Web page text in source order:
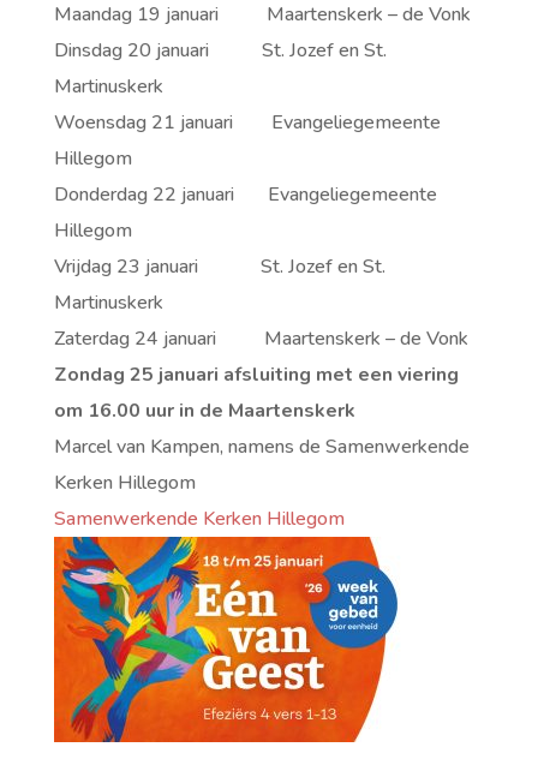
Maandag 19 januari Maartenskerk – de Vonk
Dinsdag 20 januari St. Jozef en St.
Martinuskerk
Woensdag 21 januari Evangeliegemeente
Hillegom
Donderdag 22 januari Evangeliegemeente
Hillegom
Vrijdag 23 januari St. Jozef en St.
Martinuskerk
Zaterdag 24 januari Maartenskerk – de Vonk
Zondag 25 januari afsluiting met een viering
om 16.00 uur in de Maartenskerk
Marcel van Kampen, namens de Samenwerkende
Kerken Hillegom
Samenwerkende Kerken Hillegom